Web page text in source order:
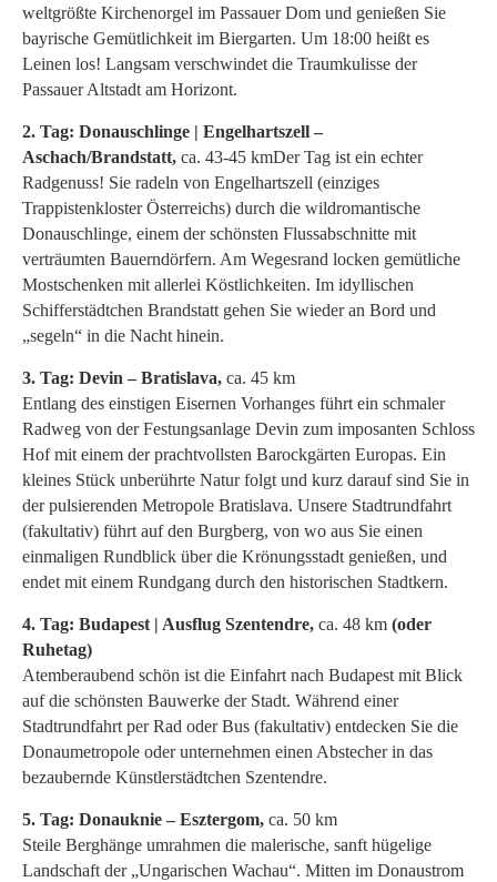
weltgrößte Kirchenorgel im Passauer Dom und genießen Sie
bayrische Gemütlichkeit im Biergarten. Um 18:00 heißt es
Leinen los! Langsam verschwindet die Traumkulisse der
Passauer Altstadt am Horizont.
2. Tag: Donauschlinge | Engelhartszell –
Aschach/Brandstatt, ca. 43-45 kmDer Tag ist ein echter
Radgenuss! Sie radeln von Engelhartszell (einziges
Trappistenkloster Österreichs) durch die wildromantische
Donauschlinge, einem der schönsten Flussabschnitte mit
verträumten Bauerndörfern. Am Wegesrand locken gemütliche
Mostschenken mit allerlei Köstlichkeiten. Im idyllischen
Schifferstädtchen Brandstatt gehen Sie wieder an Bord und
„segeln“ in die Nacht hinein.
3. Tag: Devin – Bratislava, ca. 45 km
Entlang des einstigen Eisernen Vorhanges führt ein schmaler
Radweg von der Festungsanlage Devin zum imposanten Schloss
Hof mit einem der prachtvollsten Barockgärten Europas. Ein
kleines Stück unberührte Natur folgt und kurz darauf sind Sie in
der pulsierenden Metropole Bratislava. Unsere Stadtrundfahrt
(fakultativ) führt auf den Burgberg, von wo aus Sie einen
einmaligen Rundblick über die Krönungsstadt genießen, und
endet mit einem Rundgang durch den historischen Stadtkern.
4. Tag: Budapest | Ausflug Szentendre, ca. 48 km (oder
Ruhetag)
Atemberaubend schön ist die Einfahrt nach Budapest mit Blick
auf die schönsten Bauwerke der Stadt. Während einer
Stadtrundfahrt per Rad oder Bus (fakultativ) entdecken Sie die
Donaumetropole oder unternehmen einen Abstecher in das
bezaubernde Künstlerstädtchen Szentendre.
5. Tag: Donauknie – Esztergom, ca. 50 km
Steile Berghänge umrahmen die malerische, sanft hügelige
Landschaft der „Ungarischen Wachau“. Mitten im Donaustrom